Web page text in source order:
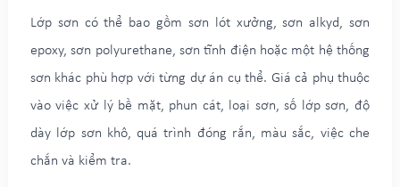
Lớp sơn có thể bao gồm sơn lót xưởng, sơn alkyd, sơn
epoxy, sơn polyurethane, sơn tĩnh điện hoặc một hệ thống
sơn khác phù hợp với từng dự án cụ thể. Giá cả phụ thuộc
vào việc xử lý bề mặt, phun cát, loại sơn, số lớp sơn, độ
dày lớp sơn khô, quá trình đóng rắn, màu sắc, việc che
chắn và kiểm tra.